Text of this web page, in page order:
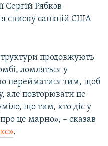
Сергій Рябков
списку санкцій США
продовжують
ломляться у
перейматися тим, щоб
але повторювати це
що тим, хто діє у
це марно», – сказав
.